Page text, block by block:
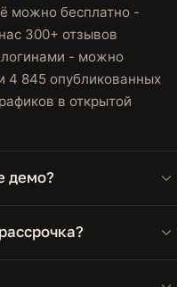
можно бесплатно -
300+ отзывов
логинами - можно
4 845 опубликованных
в открытой
демо?